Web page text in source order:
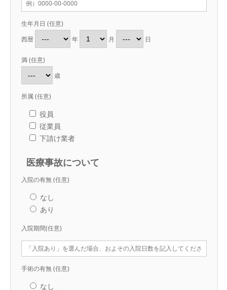
生年月日 (任意)
西暦
年 月 日
満(任意)
歳
所属(任意)
役員
従業員
下請け業者
医療事故について
入院の有無(任意)
なし
あり
入院期間(任意)
手術の有無(任意)
なし